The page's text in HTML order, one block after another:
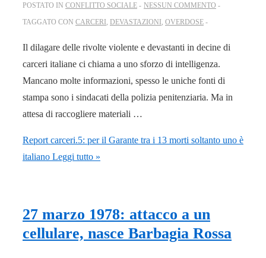
POSTATO IN CONFLITTO SOCIALE
NESSUN COMMENTO
TAGGATO CON CARCERI DEVASTAZIONI OVERDOSE
Il dilagare delle rivolte violente e devastanti in decine di
carceri italiane ci chiama a uno sforzo di intelligenza.
Mancano molte informazioni, spesso le uniche fonti di
stampa sono i sindacati della polizia penitenziaria. Ma in
attesa di raccogliere materiali …
Report carceri.5: per il Garante tra i 13 morti soltanto uno è
italiano Leggi tutto »
27 marzo 1978: attacco a un
cellulare, nasce Barbagia Rossa